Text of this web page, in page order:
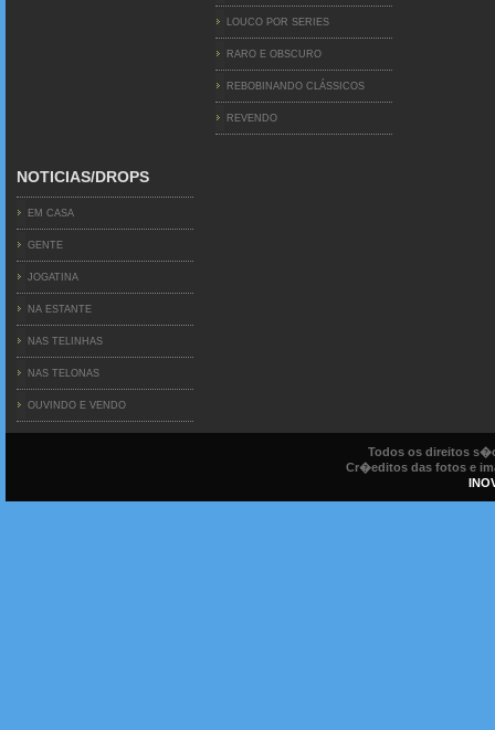
LOUCO POR SERIES
RARO E OBSCURO
REBOBINANDO CLÁSSICOS
REVENDO
NOTICIAS/DROPS
EM CASA
GENTE
JOGATINA
NA ESTANTE
NAS TELINHAS
NAS TELONAS
OUVINDO E VENDO
Todos os direitos
Cr�editos das fotos e